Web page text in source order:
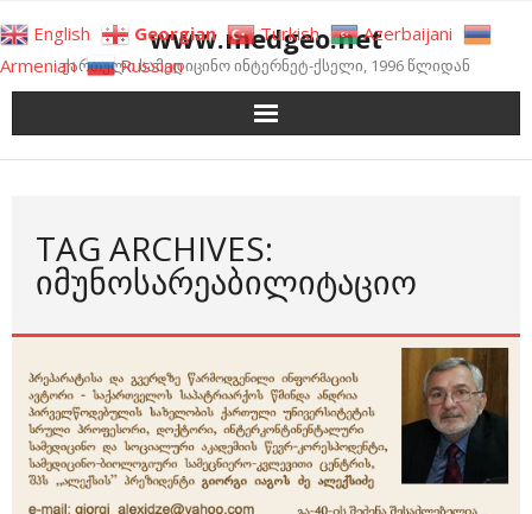
to
content
www.medgeo.net
ქართული სამედიცინო ინტერნეტ-ქსელი, 1996 წლიდან
TAG ARCHIVES:
ᲘᲛᲣᲜᲝᲡᲐᲠᲔᲐᲑᲘᲚᲘᲢᲐᲪᲘᲝ
English Georgian Turkish
Azerbaijani
Armenian
Russian